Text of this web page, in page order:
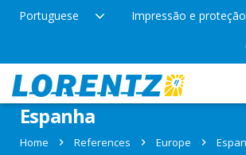
Portuguese Impressão e
References in Prat
Espanha
Home References Europe